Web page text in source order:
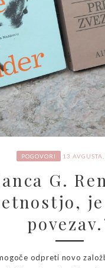
POGOVORI 13
G.
odpreti novo